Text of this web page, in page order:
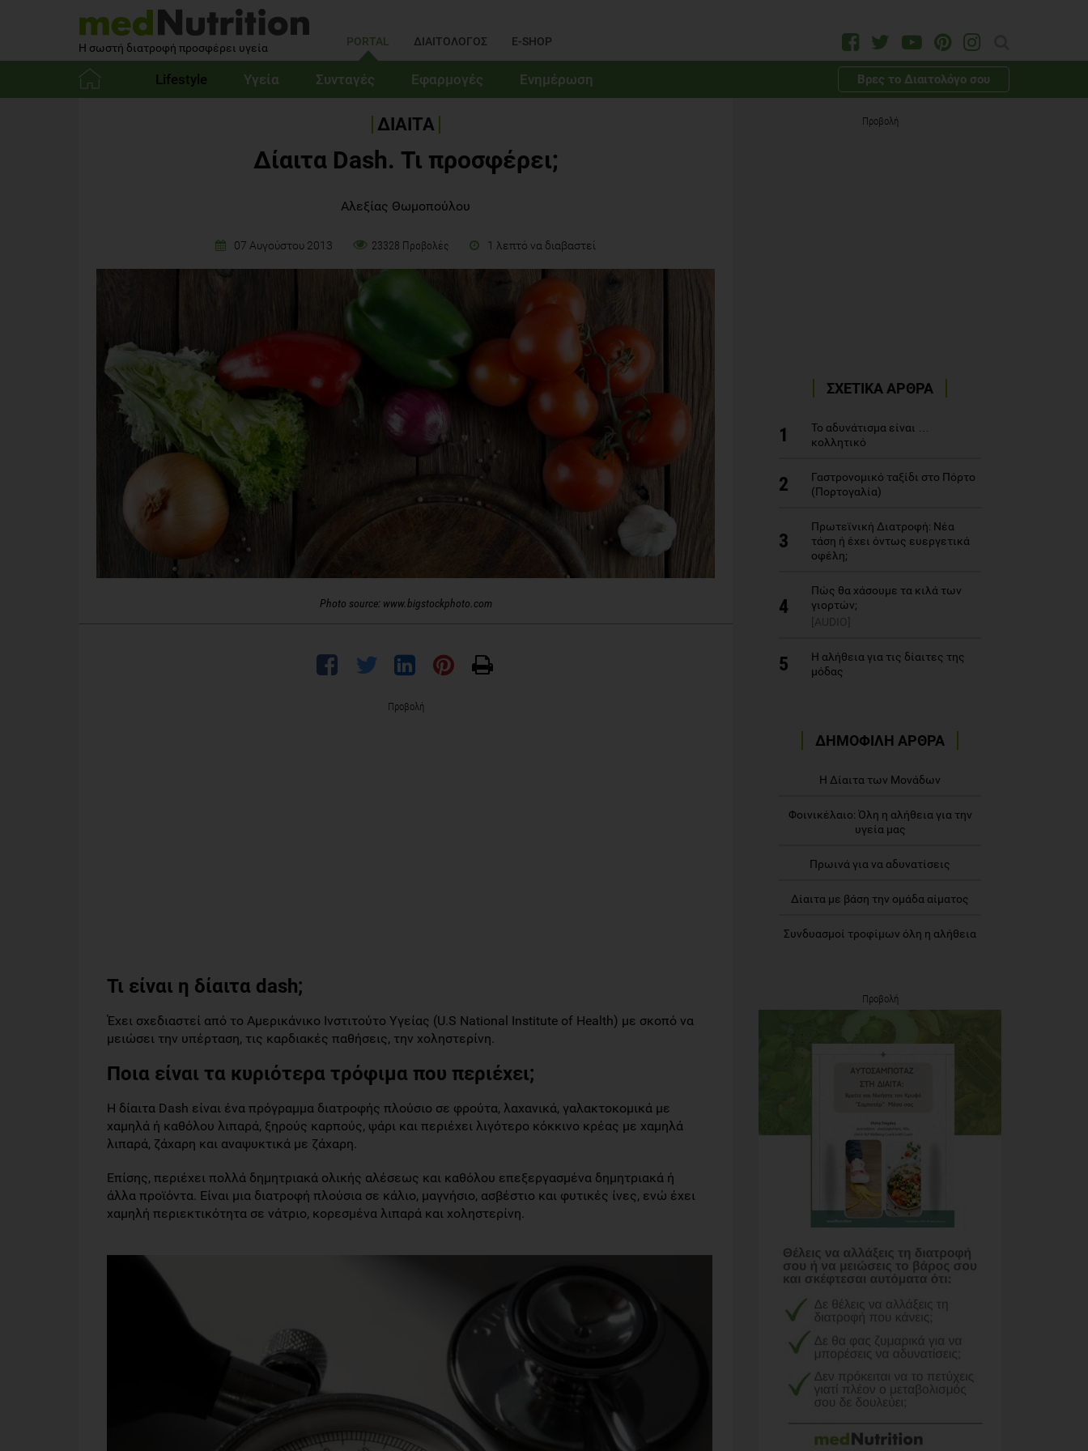
Η σωστή διατροφή προσφέρει υγεία PORTAL ΔΙΑΙΤΟΛΟΓΟΣ E-SHOP
Lifestyle Υγεία Συνταγές Εφαρμογές Ενημέρωση Βρες το Διαιτολόγο σου
ΔΙΑΙΤΑ
Δίαιτα Dash. Τι προσφέρει;
Αλεξίας Θωμοπούλου
07 Αυγούστου 2013 23328 Προβολές 1 λεπτό να διαβαστεί
Photo source: www.bigstockphoto.com
Προβολή
Τι είναι η δίαιτα dash;
Έχει σχεδιαστεί από το Αμερικάνικο Ινστιτούτο Υγείας (U.S National Institute of Health) με σκοπό να
μειώσει την υπέρταση, τις καρδιακές παθήσεις, την χοληστερίνη.
Ποια είναι τα κυριότερα τρόφιμα που περιέχει;
Η δίαιτα Dash είναι ένα πρόγραμμα διατροφής πλούσιο σε φρούτα, λαχανικά, γαλακτοκομικά με
χαμηλά ή καθόλου λιπαρά, ξηρούς καρπούς, ψάρι και περιέχει λιγότερο κόκκινο κρέας με χαμηλά
λιπαρά, ζάχαρη και αναψυκτικά με ζάχαρη.
Επίσης, περιέχει πολλά δημητριακά ολικής αλέσεως και καθόλου επεξεργασμένα δημητριακά ή
άλλα προϊόντα. Είναι μια διατροφή πλούσια σε κάλιο, μαγνήσιο, ασβέστιο και φυτικές ίνες, ενώ έχει
χαμηλή περιεκτικότητα σε νάτριο, κορεσμένα λιπαρά και χοληστερίνη.
Προβολή
ΣΧΕΤΙΚΑ ΑΡΘΡΑ
1
Το αδυνάτισμα είναι …
κολλητικό
2
Γαστρονομικό ταξίδι στο Πόρτο
(Πορτογαλία)
3
Πρωτεϊνική Διατροφή: Νέα
τάση ή έχει όντως ευεργετικά
οφέλη;
4
Πώς θα χάσουμε τα κιλά των
γιορτών;
[AUDIO]
5
Η αλήθεια για τις δίαιτες της
μόδας
ΔΗΜΟΦΙΛΗ ΑΡΘΡΑ
Η Δίαιτα των Μονάδων
Φοινικέλαιο: Όλη η αλήθεια για την
υγεία μας
Πρωινά για να αδυνατίσεις
Δίαιτα με βάση την ομάδα αίματος
Συνδυασμοί τροφίμων όλη η αλήθεια
Προβολή